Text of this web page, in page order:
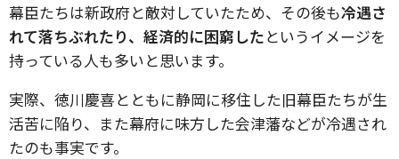
幕臣たちは新政府と敵対していたため、その後も冷遇さ
れて落ちぶれたり、経済的に困窮したというイメージを
持っている人も多いと思います。
実際、徳川慶喜とともに静岡に移住した旧幕臣たちが生
活苦に陥り、また幕府に味方した会津藩などが冷遇され
たのも事実です。